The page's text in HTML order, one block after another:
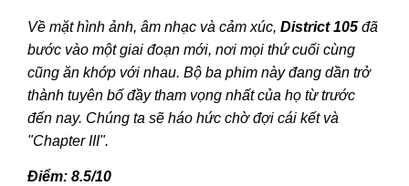
Về mặt hình ảnh, âm nhạc và cảm xúc, District 105 đã
bước vào một giai đoạn mới, nơi mọi thứ cuối cùng
cũng ăn khớp với nhau. Bộ ba phim này đang dần trở
thành tuyên bố đầy tham vọng nhất của họ từ trước
đến nay. Chúng ta sẽ háo hức chờ đợi cái kết và
"Chapter III".
Điểm: 8.5/10